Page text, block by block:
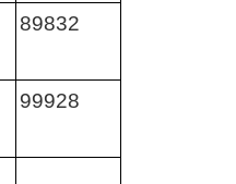
89832
99928